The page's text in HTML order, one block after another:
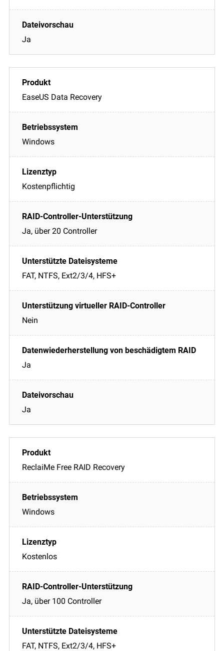
Ja
EaseUS Data Recovery
Windows
Kostenpflichtig
Ja, über 20 Controller
FAT, NTFS, Ext2/3/4, HFS+
Nein
Ja
Ja
ReclaiMe Free RAID Recovery
Windows
Kostenlos
Ja, über 100 Controller
FAT, NTFS, Ext2/3/4, HFS+